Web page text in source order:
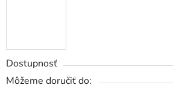
Dostupnosť
Môžeme doručiť do: